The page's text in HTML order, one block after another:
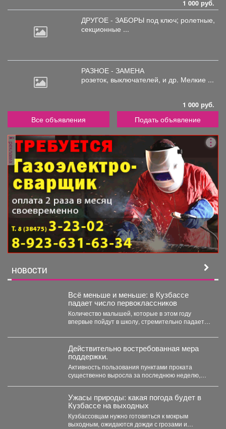
1 000 руб.
ДРУГОЕ - ЗАБОРЫ под ключ; ролетные,
секционные ...
РАЗНОЕ - ЗАМЕНА
розеток, выключателей, и др. Мелкие ...
1 000 руб.
Все объявления Подать объявление
реклама
НОВОСТИ
Всё меньше и меньше: в Кузбассе
падает число первоклассников
Количество малышей, которые в этом году
впервые пойдут в школу, стремительно падает в
Действительно востребованная мера
поддержки.
Активность пользования пунктами проката
существенно выросла за последнюю неделю,
Ужасы природы: какая погода будет в
Кузбассе на выходных
Кузбассовцам нужно готовиться к мокрым
выходным, ожидаются дожди с грозами и